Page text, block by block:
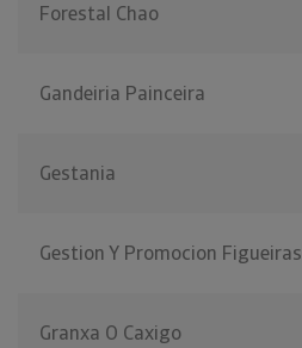
Forestal Chao
Gandeiria Painceira
Gestania
Gestion Y Promocion Figueiras
Granxa O Caxigo